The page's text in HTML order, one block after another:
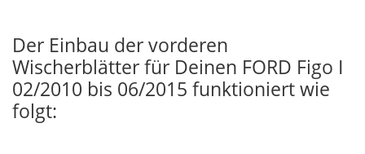
Der Einbau der vorderen
Wischerblätter für Deinen FORD Figo I
02/2010 bis 06/2015 funktioniert wie
folgt: